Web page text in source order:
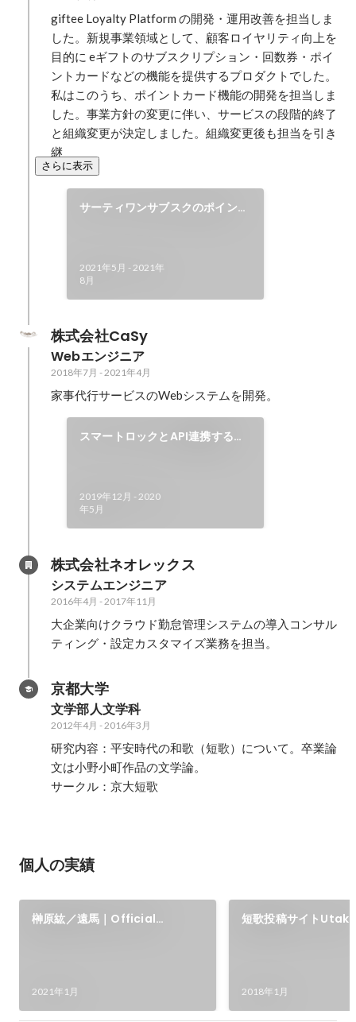
giftee Loyalty Platform の開発・運用改善を担当しま
した。新規事業領域として、顧客ロイヤリティ向上を
目的に eギフトのサブスクリプション・回数券・ポイ
ントカードなどの機能を提供するプロダクトでした。
私はこのうち、ポイントカード機能の開発を担当しま
した。事業方針の変更に伴い、サービスの段階的終了
と組織変更が決定しました。組織変更後も担当を引き
継
さらに表示
サーティワンサブスクのポイント
2021年5月 -2021年
8月
株式会社CaSy
Webエンジニア
2018年7月 -2021年4月
家事代行サービスのWebシステムを開発。
スマートロックとAPI連携する不
2019年12月 -2020
年5月
株式会社ネオレックス
システムエンジニア
2016年4月 -2017年11月
大企業向けクラウド勤怠管理システムの導入コンサル
ティング・設定カスタマイズ業務を担当。
京都大学
文学部人文学科
2012年4月 -2016年3月
研究内容：平安時代の和歌（短歌）について。卒業論
文は小野小町作品の文学論。
サークル：京大短歌
個人の実績
榊原紘／遠馬｜Official
2021年1月
短歌投稿サイト
2018年1月